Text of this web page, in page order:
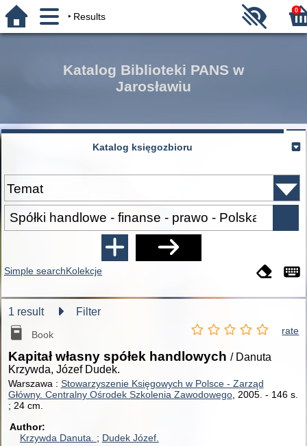
Results
0
Katalog Biblioteki PANS w
Jarosławiu
Katalog księgozbioru
Simple searchKolekcje
1 result Filter
Book rate
Kapitał własny spółek handlowych / Danuta
Krzywda, Józef Dudek.
Warszawa : Stowarzyszenie Księgowych w Polsce - Zarząd
Główny. Centralny Ośrodek Szkolenia Zawodowego, 2005. - 146 s.
; 24 cm.
Author
Krzywda Danuta.
Dudek Józef.